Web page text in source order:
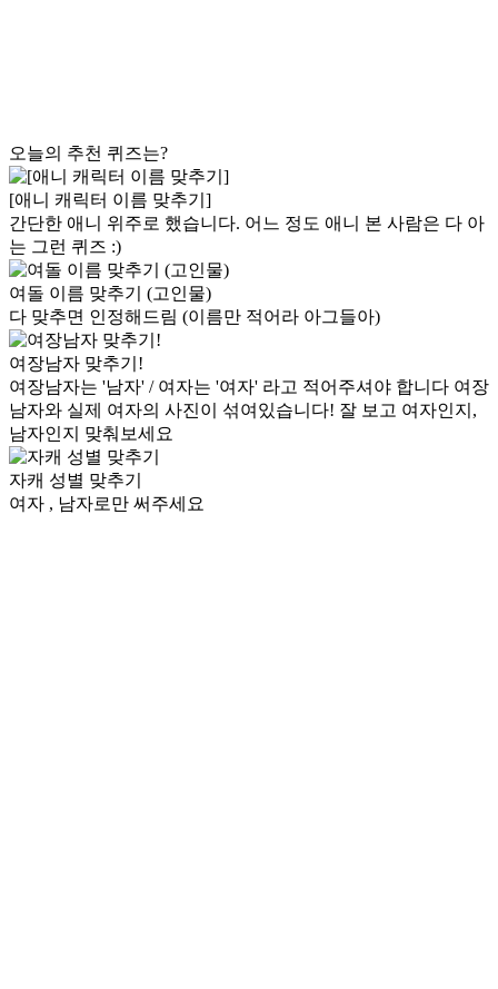
오늘의 추천 퀴즈는?
[애니 캐릭터 이름 맞추기]
간단한 애니 위주로 했습니다. 어느 정도 애니 본 사람은 다 아
는 그런 퀴즈 :)
여돌 이름 맞추기 (고인물)
다 맞추면 인정해드림 (이름만 적어라 아그들아)
여장남자 맞추기!
여장남자는 '남자' / 여자는 '여자' 라고 적어주셔야 합니다 여장
남자와 실제 여자의 사진이 섞여있습니다! 잘 보고 여자인지,
남자인지 맞춰보세요
자캐 성별 맞추기
여자 , 남자로만 써주세요